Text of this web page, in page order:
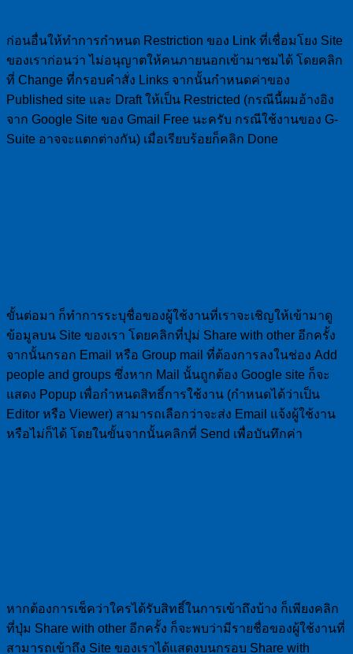
ก่อนอื่นให้ทำการกำหนด Restriction ของ Link ที่เชื่อมโยง Site
ของเราก่อนว่า ไม่อนุญาตให้คนภายนอกเข้ามาชมได้ โดยคลิก
ที่ Change ที่กรอบคำสั่ง Links จากนั้นกำหนดค่าของ
Published site และ Draft ให้เป็น Restricted (กรณีนี้ผมอ้างอิง
จาก Google Site ของ Gmail Free นะครับ กรณีใช้งานของ G-
Suite อาจจะแตกต่างกัน) เมื่อเรียบร้อยก็คลิก Done
ขั้นต่อมา ก็ทำการระบุชื่อของผู้ใช้งานที่เราจะเชิญให้เข้ามาดู
ข้อมูลบน Site ของเรา โดยคลิกที่ปุม่ Share with other อีกครั้ง
จากนั้นกรอก Email หรือ Group mail ที่ต้องการลงในช่อง Add
people and groups ซึ่งหาก Mail นั้นถูกต้อง Google site ก็จะ
แสดง Popup เพื่อกำหนดสิทธิ์การใช้งาน (กำหนดได้ว่าเป็น
Editor หรือ Viewer) สามารถเลือกว่าจะส่ง Email แจ้งผู้ใช้งาน
หรือไม่ก็ได้ โดยในขั้นจากนั้นคลิกที่ Send เพื่อบันทึกค่า
หากต้องการเช็คว่าใครได้รับสิทธิ์ในการเข้าถึงบ้าง ก็เพียงคลิก
ที่ปุ่ม Share with other อีกครั้ง ก็จะพบว่ามีรายชื่อของผู้ใช้งานที่
สามารถเข้าถึง Site ของเราได้แสดงบนกรอบ Share with